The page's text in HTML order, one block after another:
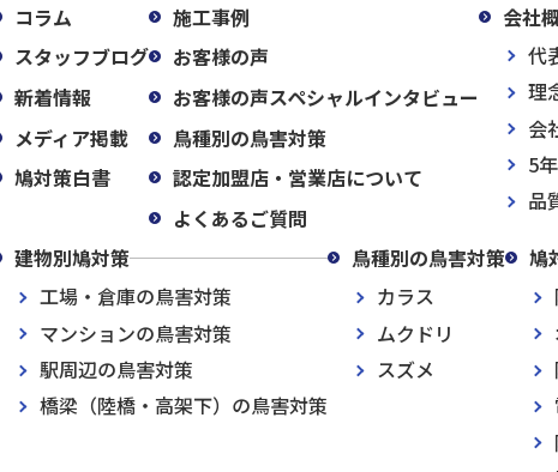
コラム
スタッフブログ
新着情報
メディア掲載
鳩対策白書
施工事例
お客様の声
お客様の声スペシャルインタビュー
鳥種別の鳥害対策
認定加盟店・営業店について
よくあるご質問
会社
代
理
会
5
品
建物別鳩対策
工場・倉庫の鳥害対策
マンションの鳥害対策
駅周辺の鳥害対策
橋梁（陸橋・高架下）の鳥害対策
鳥種別の鳥害対策
カラス
ムクドリ
スズメ
鳩